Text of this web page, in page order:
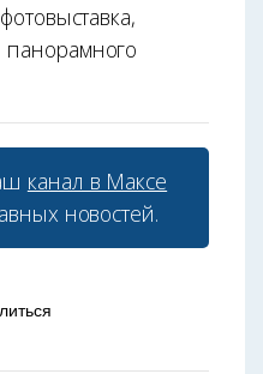
канал в Максе
новостей.